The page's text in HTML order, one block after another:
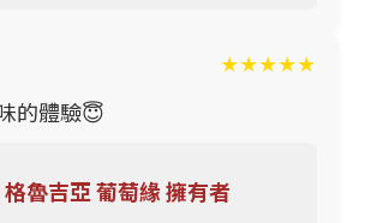
★★★★★
的體驗😇
魯吉亞 葡萄緣 擁有者